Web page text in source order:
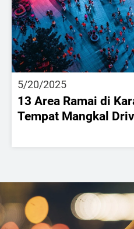
5/20/2025
13 Area Ramai di
Tempat Mangkal